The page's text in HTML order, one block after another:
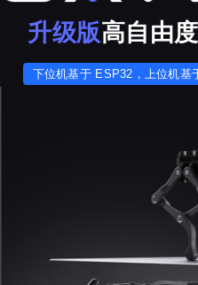
升级版高自由
下位机基于 ESP32，上位机